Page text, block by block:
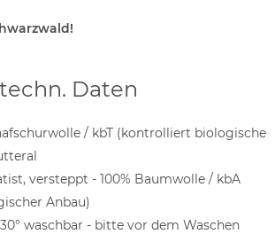
Daten
/ kbT (kontrolliert biologische
versteppt - 100% Baumwolle / kbA
Anbau)
waschbar - bitte vor dem Waschen